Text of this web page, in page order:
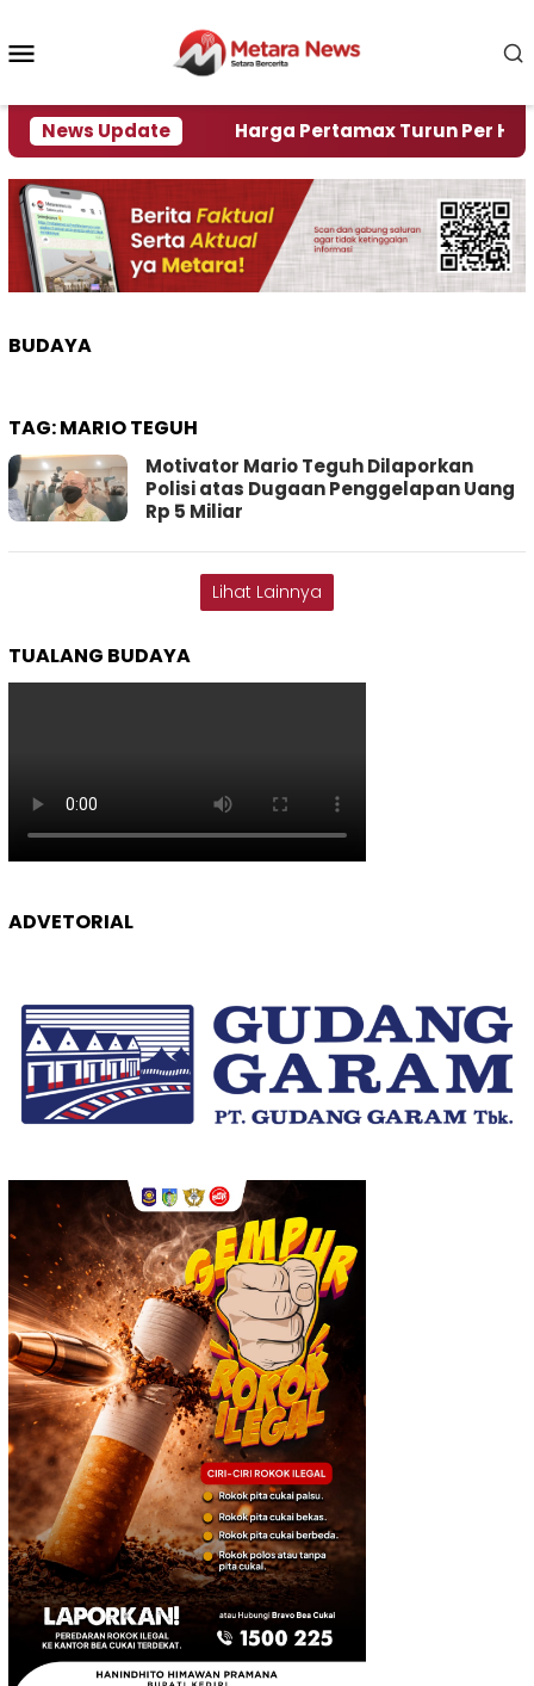
konten
News Update
Krisi Air Harga Pertamax Turun Per Hari Ini,
BUDAYA
TAG:MARIO TEGUH
Motivator Mario Teguh Dilaporkan
Polisi atas Dugaan Penggelapan Uang
Rp 5 Miliar
Lihat Lainnya
TUALANG BUDAYA
ADVETORIAL